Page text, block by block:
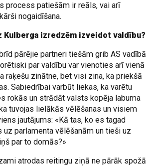
process patiešām ir reāls, vai arī
nogaidīšana.
Kulberga izredzēm izveidot valdību?
pārējie partneri tiešām grib AS vadībā
par valdību var vienoties arī vienā
raķešu zinātne, bet visi zina, ka priekšā
Sabiedrībai varbūt liekas, ka varētu
rokās un strādāt valsts kopēja labuma
tuvojas lielākās vēlēšanas un visiem
jautājums: «Kā tas, ko es tagad
uz parlamenta vēlēšanām un tieši uz
par to domās?»
atrodas reitingu ziņā ne pārāk spožā